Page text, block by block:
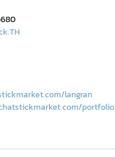
langran
portfolio